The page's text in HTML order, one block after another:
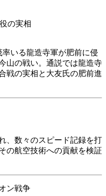
の実相
いる龍造寺軍が肥前に侵
山の戦い。通説では龍造寺
戦の実相と大友氏の肥前進
、数々のスピード記録を打
の航空技術への貢献を検証
ン戦争